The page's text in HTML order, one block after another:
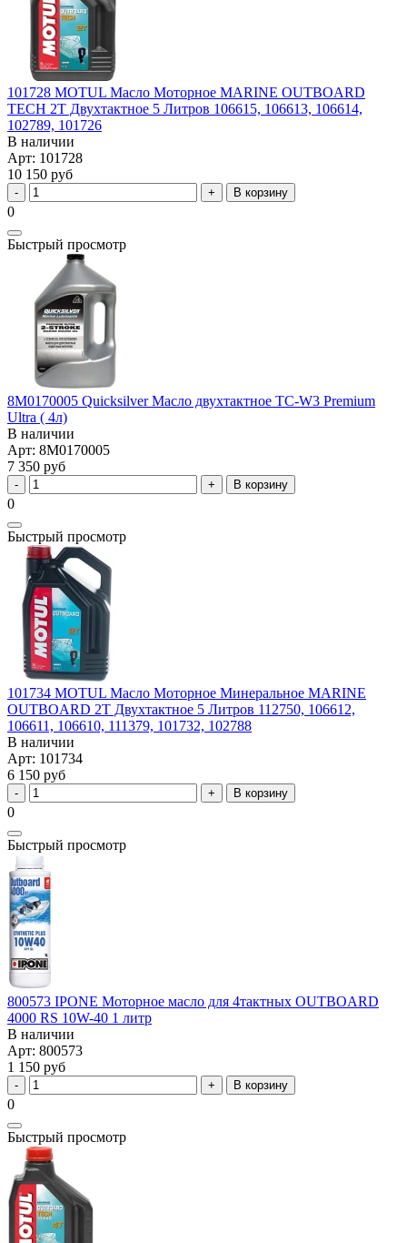
101728 MOTUL Масло Моторное MARINE OUTBOARD
TECH 2T Двухтактное 5 Литров 106615, 106613, 106614,
102789, 101726
В наличии
Арт: 101728
10 150 руб
В корзину
0
Быстрый просмотр
8M0170005 Quicksilver Масло двухтактное TC-W3 Premium
Ultra ( 4л)
В наличии
Арт: 8M0170005
7 350 руб
В корзину
0
Быстрый просмотр
101734 MOTUL Масло Моторное Минеральное MARINE
OUTBOARD 2T Двухтактное 5 Литров 112750, 106612,
106611, 106610, 111379, 101732, 102788
В наличии
Арт: 101734
6 150 руб
В корзину
0
Быстрый просмотр
800573 IPONE Моторное масло для 4тактных OUTBOARD
4000 RS 10W-40 1 литр
В наличии
Арт: 800573
1 150 руб
В корзину
0
Быстрый просмотр